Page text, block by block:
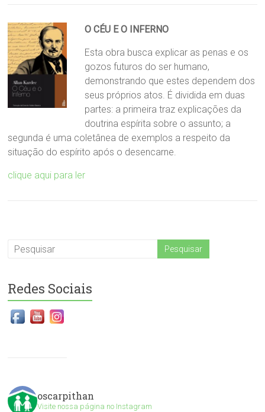
O CÉU E O INFERNO
Esta obra busca explicar as penas e os
gozos futuros do ser humano,
demonstrando que estes dependem dos
seus próprios atos. É dividida em duas
partes: a primeira traz explicações da
doutrina espírita sobre o assunto; a
segunda é uma coletânea de exemplos a respeito da
situação do espírito após o desencarne.
clique aqui para ler
Redes Sociais
oscarpithan
Visite nossa página no Instagram